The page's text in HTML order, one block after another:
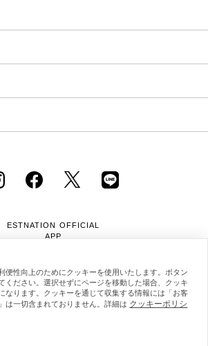
ESTNATION OFFICIAL
APP
便性向上のためにクッキーを使用いたします。ボタン
ください。選択せずにページを移動した場合、クッキ
なります。クッキーを通じて収集する情報には「お客
は一切含まれておりません。詳細は クッキーポリシ